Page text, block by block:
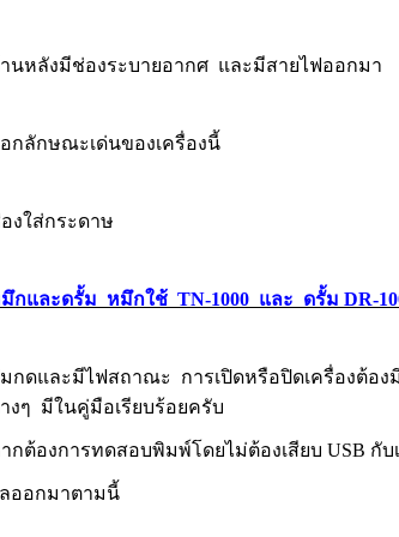
นหลังมีช่องระบายอากศ และมีสายไฟออกมา
กลักษณะเด่นของเครื่องนี้
งใส่กระดาษ
กและดรั้ม หมึกใช้ TN-1000 และ ดรั้ม DR-
กดและมีไฟสถาณะ การเปิดหรือปิดเครื่องต้อ
งๆ มีในคู่มือเรียบร้อยครับ
กต้องการทดสอบพิมพ์โดยไม่ต้องเสียบ USB กั
ออกมาตามนี้